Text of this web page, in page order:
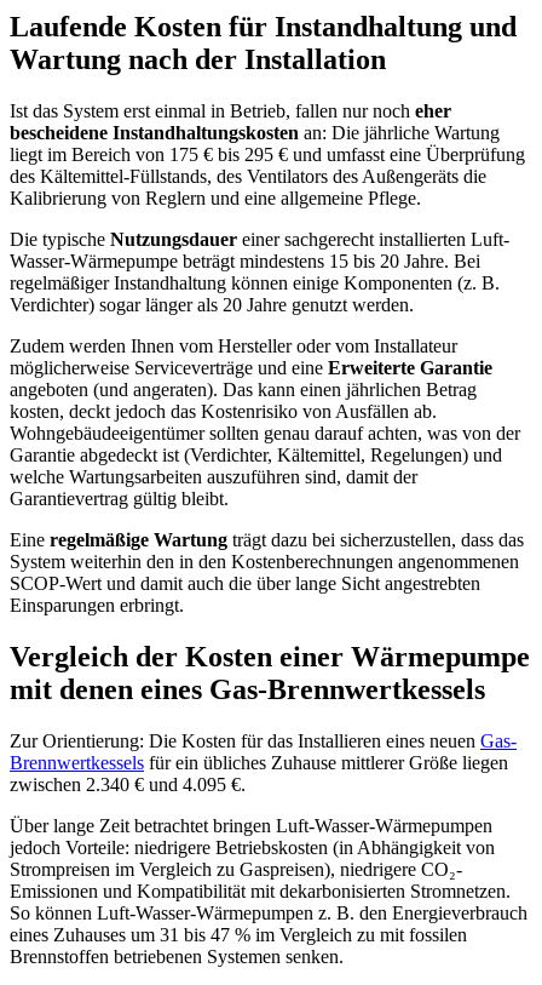
Laufende Kosten für Instandhaltung und
Wartung nach der Installation
Ist das System erst einmal in Betrieb, fallen nur noch eher
bescheidene Instandhaltungskosten an: Die jährliche Wartung
liegt im Bereich von 175 € bis 295 € und umfasst eine Überprüfung
des Kältemittel-Füllstands, des Ventilators des Außengeräts die
Kalibrierung von Reglern und eine allgemeine Pflege.
Die typische Nutzungsdauer einer sachgerecht installierten Luft-
Wasser-Wärmepumpe beträgt mindestens 15 bis 20 Jahre. Bei
regelmäßiger Instandhaltung können einige Komponenten (z. B.
Verdichter) sogar länger als 20 Jahre genutzt werden.
Zudem werden Ihnen vom Hersteller oder vom Installateur
möglicherweise Serviceverträge und eine Erweiterte Garantie
angeboten (und angeraten). Das kann einen jährlichen Betrag
kosten, deckt jedoch das Kostenrisiko von Ausfällen ab.
Wohngebäudeeigentümer sollten genau darauf achten, was von der
Garantie abgedeckt ist (Verdichter, Kältemittel, Regelungen) und
welche Wartungsarbeiten auszuführen sind, damit der
Garantievertrag gültig bleibt.
Eine regelmäßige Wartung trägt dazu bei sicherzustellen, dass das
System weiterhin den in den Kostenberechnungen angenommenen
SCOP-Wert und damit auch die über lange Sicht angestrebten
Einsparungen erbringt.
Vergleich der Kosten einer Wärmepumpe
mit denen eines Gas-Brennwertkessels
Zur Orientierung: Die Kosten für das Installieren eines neuen Gas-
Brennwertkessels für ein übliches Zuhause mittlerer Größe liegen
zwischen 2.340 € und 4.095 €.
Über lange Zeit betrachtet bringen Luft-Wasser-Wärmepumpen
jedoch Vorteile: niedrigere Betriebskosten (in Abhängigkeit von
Strompreisen im Vergleich zu Gaspreisen), niedrigere CO₂-
Emissionen und Kompatibilität mit dekarbonisierten Stromnetzen.
So können Luft-Wasser-Wärmepumpen z. B. den Energieverbrauch
eines Zuhauses um 31 bis 47 % im Vergleich zu mit fossilen
Brennstoffen betriebenen Systemen senken.